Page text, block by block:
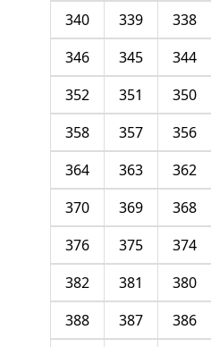
338
339
340
344
345
346
350
351
352
356
357
358
362
363
364
368
369
370
374
375
376
380
381
382
386
387
388